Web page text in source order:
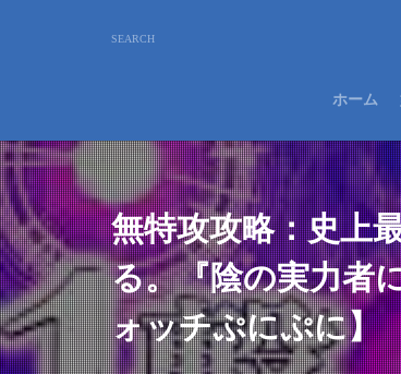
ホーム
無特攻攻略：史上
る。『陰の実力者
ォッチぷにぷに】